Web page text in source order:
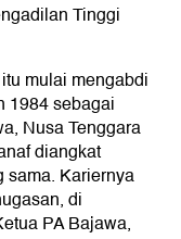
Tinggi
mulai mengabdi
1984 sebagai
Nusa Tenggara
diangkat
sama. Kariernya
di
PA Bajawa,